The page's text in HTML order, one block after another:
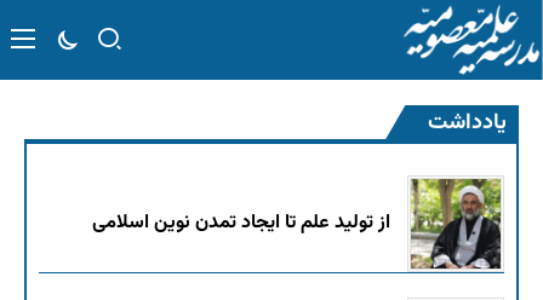
یادداشت
از تولید علم تا ایجاد تمدن نوین اسلامی